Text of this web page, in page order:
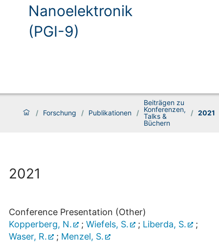
Nanoelektronik
(PGI-9)
/ Forschung / Publikationen /
Beiträgen zu
Konferenzen,
Talks &
Büchern
/ 2021
2021
Conference Presentation (Other)
Kopperberg, N.
; Wiefels, S. ; Liberda, S.
;
Waser, R.
; Menzel, S.